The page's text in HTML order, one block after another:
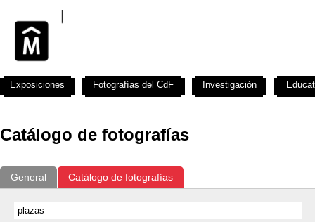
Catálogo de fotografías
General Catálogo de fotografías
Exposiciones Fotografías del CdF Investigación